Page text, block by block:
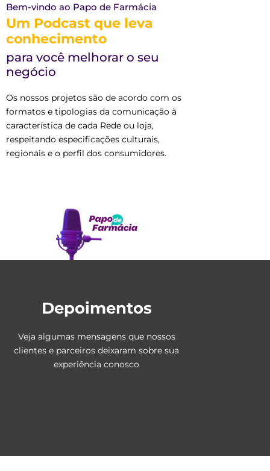
Bem-vindo ao Papo de Farmácia
Um Podcast que leva
conhecimento
para você melhorar o seu
negócio
Os nossos projetos são de acordo com os
formatos e tipologias da comunicação à
característica de cada Rede ou loja,
respeitando especificações culturais,
regionais e o perfil dos consumidores.
Depoimentos
Veja algumas mensagens que nossos
clientes e parceiros deixaram sobre sua
experiência conosco